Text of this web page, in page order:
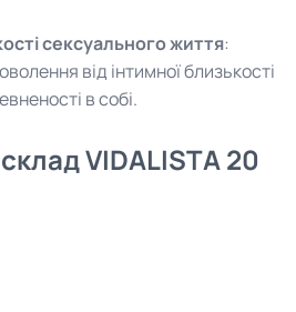
сексуального життя:
від інтимної близькості
в собі.
VIDALISTA 20